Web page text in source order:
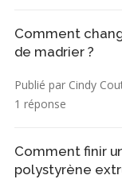
Comment
de madrier ?
Publié par Cindy
1 réponse
Comment finir
polystyrène